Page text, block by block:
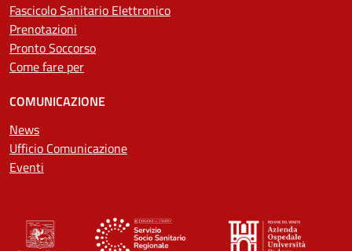
Fascicolo Sanitario Elettronico
Prenotazioni
Pronto Soccorso
Come fare per
COMUNICAZIONE
News
Ufficio Comunicazione
Eventi